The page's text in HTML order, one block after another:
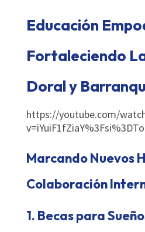
Educación
Fortaleciendo
Doral y
https://youtube.com/
Marcando Nuevos
Colaboración
1. Becas para